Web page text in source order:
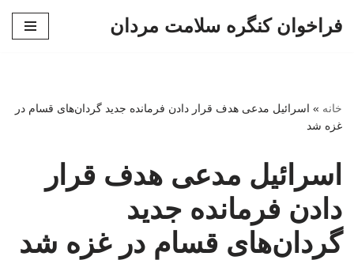
فراخوان کنگره سلامت مردان
خانه » اسرائیل مدعی هدف قرار دادن فرمانده جدید گردان‌های قسام در
غزه شد
اسرائیل مدعی هدف قرار
دادن فرمانده جدید
گردان‌های قسام در غزه شد